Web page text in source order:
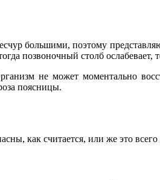
большими, поэтому
позвоночный столб ослабевает,
не может моментально
поясницы.
как считается, или же это